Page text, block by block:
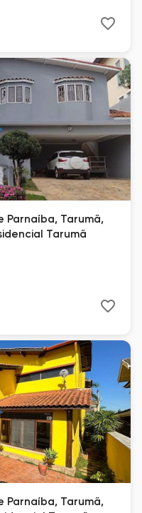
Parnaíba, Tarumã,
Tarumã
Parnaíba, Tarumã,